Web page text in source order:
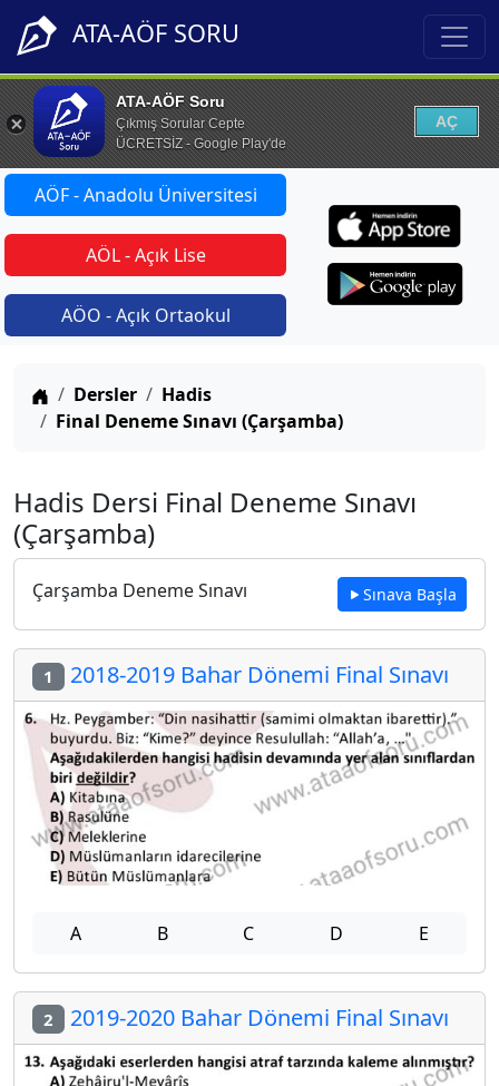
ATA-AÖF SORU
ATA-AÖF Soru
Çıkmış Sorular Cepte
ÜCRETSİZ - Google Play'de
AÇ
AÖF - Anadolu Üniversitesi
AÖL - Açık Lise
AÖO - Açık Ortaokul
Anasayfa
Dersler
Hadis
Final Deneme Sınavı (Çarşamba)
Hadis Dersi Final Deneme Sınavı
(Çarşamba)
Çarşamba Deneme Sınavı Sınava Başla
1 2018-2019 Bahar Dönemi Final Sınavı
A B C D E
2 2019-2020 Bahar Dönemi Final Sınavı